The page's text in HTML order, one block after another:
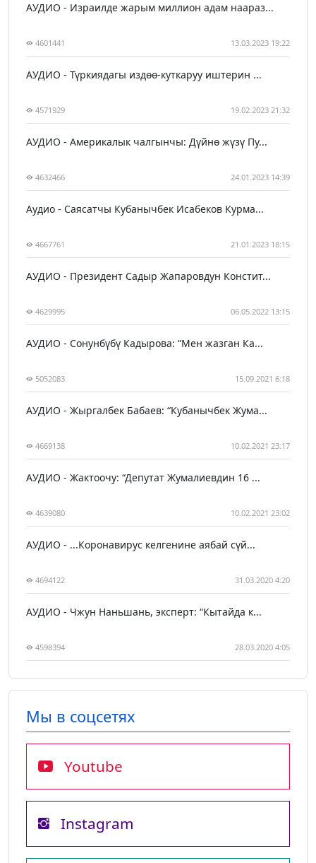
АУДИО - Израилде жарым миллион адам наараз...
4601441 13.03.2023 19:22
АУДИО - Түркиядагы издөө-куткаруу иштерин ...
4571929 19.02.2023 21:32
АУДИО - Америкалык чалгынчы: Дүйнө жүзү Пу...
4632466 24.01.2023 14:39
Аудио - Саясатчы Кубанычбек Исабеков Курма...
4667761 21.01.2023 18:15
АУДИО - Президент Садыр Жапаровдун Констит...
4629995 06.05.2022 13:15
АУДИО - Сонунбүбү Кадырова: “Мен жазган Ка...
5052083 15.09.2021 6:18
АУДИО - Жыргалбек Бабаев: “Кубанычбек Жума...
4669138 10.02.2021 23:17
АУДИО - Жактоочу: “Депутат Жумалиевдин 16 ...
4639080 10.02.2021 23:02
АУДИО - ...Коронавирус келгенине аябай сүй...
4694122 31.03.2020 4:20
АУДИО - Чжун Наньшань, эксперт: “Кытайда к...
4598394 28.03.2020 4:05
Мы в соцсетях
Youtube
Instagram